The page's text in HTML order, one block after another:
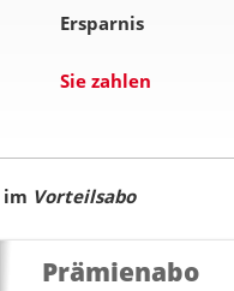
Ersparnis
Sie zahlen
im Vorteilsabo
Prämienabo